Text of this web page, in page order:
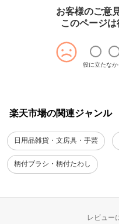
お客様のご意
このページ
役に立たなか
楽天市場の関連ジャンル
日用品雑貨・文房具・手芸
柄付ブラシ・柄付たわし
レビュー